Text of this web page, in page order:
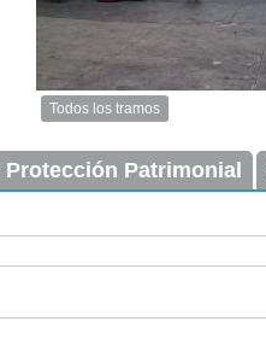
Imagen
tramo:
Sarandí
Todos los tramos
Protección Patrimonial